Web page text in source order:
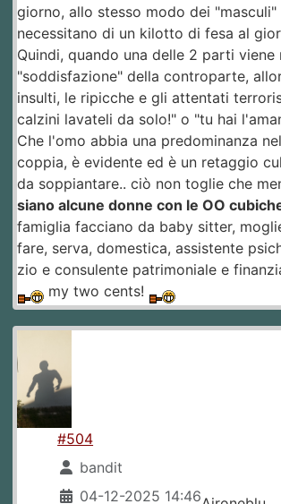
giorno, allo stesso modo dei "masculi"
necessitano di un kilotto di fesa al
Quindi, quando una delle 2 parti viene
"soddisfazione" della controparte,
insulti, le ripicche e gli attentati
calzini lavateli da solo!" o "tu hai
Che l'omo abbia una predominanza
coppia, è evidente ed è un retaggio
da soppiantare.. ciò non toglie che
siano alcune donne con le OO
famiglia facciano da baby sitter,
fare, serva, domestica, assistente
zio e consulente patrimoniale e
my two cents!
#504
bandit
04-12-2025 14:46